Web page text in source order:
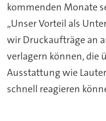
kommenden Monate
„Unser Vorteil als
wir Druckaufträge an
verlagern können, die
Ausstattung wie
schnell reagieren